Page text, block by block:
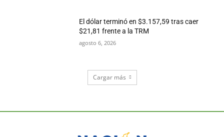
El dólar terminó en $3.157,59 tras caer
$21,81 frente a la TRM
agosto 6, 2026
Cargar más